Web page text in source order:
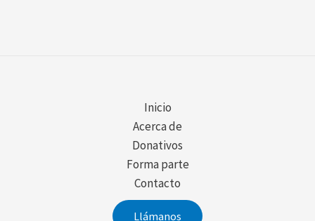
Inicio
Acerca de
Donativos
Forma parte
Contacto
Llámanos